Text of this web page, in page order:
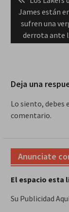
de
entradas
post:
James están
sufren una
derrota ante
Deja una
Lo siento, debes
comentario.
Anunciate
El espacio esta
Su Publicidad